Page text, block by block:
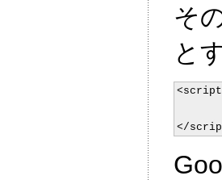
そ
と
<script
</